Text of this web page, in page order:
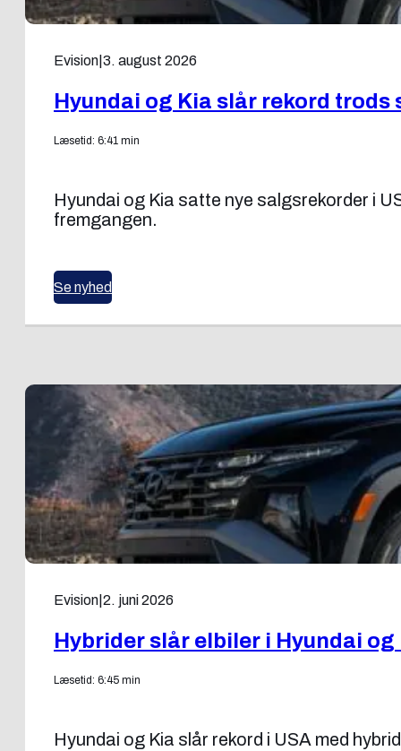
Evision 3. august 2026
Hyundai og Kia slår rekord trods
Læsetid: 6:41 min
Hyundai og Kia satte nye salgsrekorder i
fremgangen.
Se nyhed
Evision 2. juni 2026
Hybrider slår elbiler i Hyundai
Læsetid: 6:45 min
Hyundai og Kia slår rekord i USA med